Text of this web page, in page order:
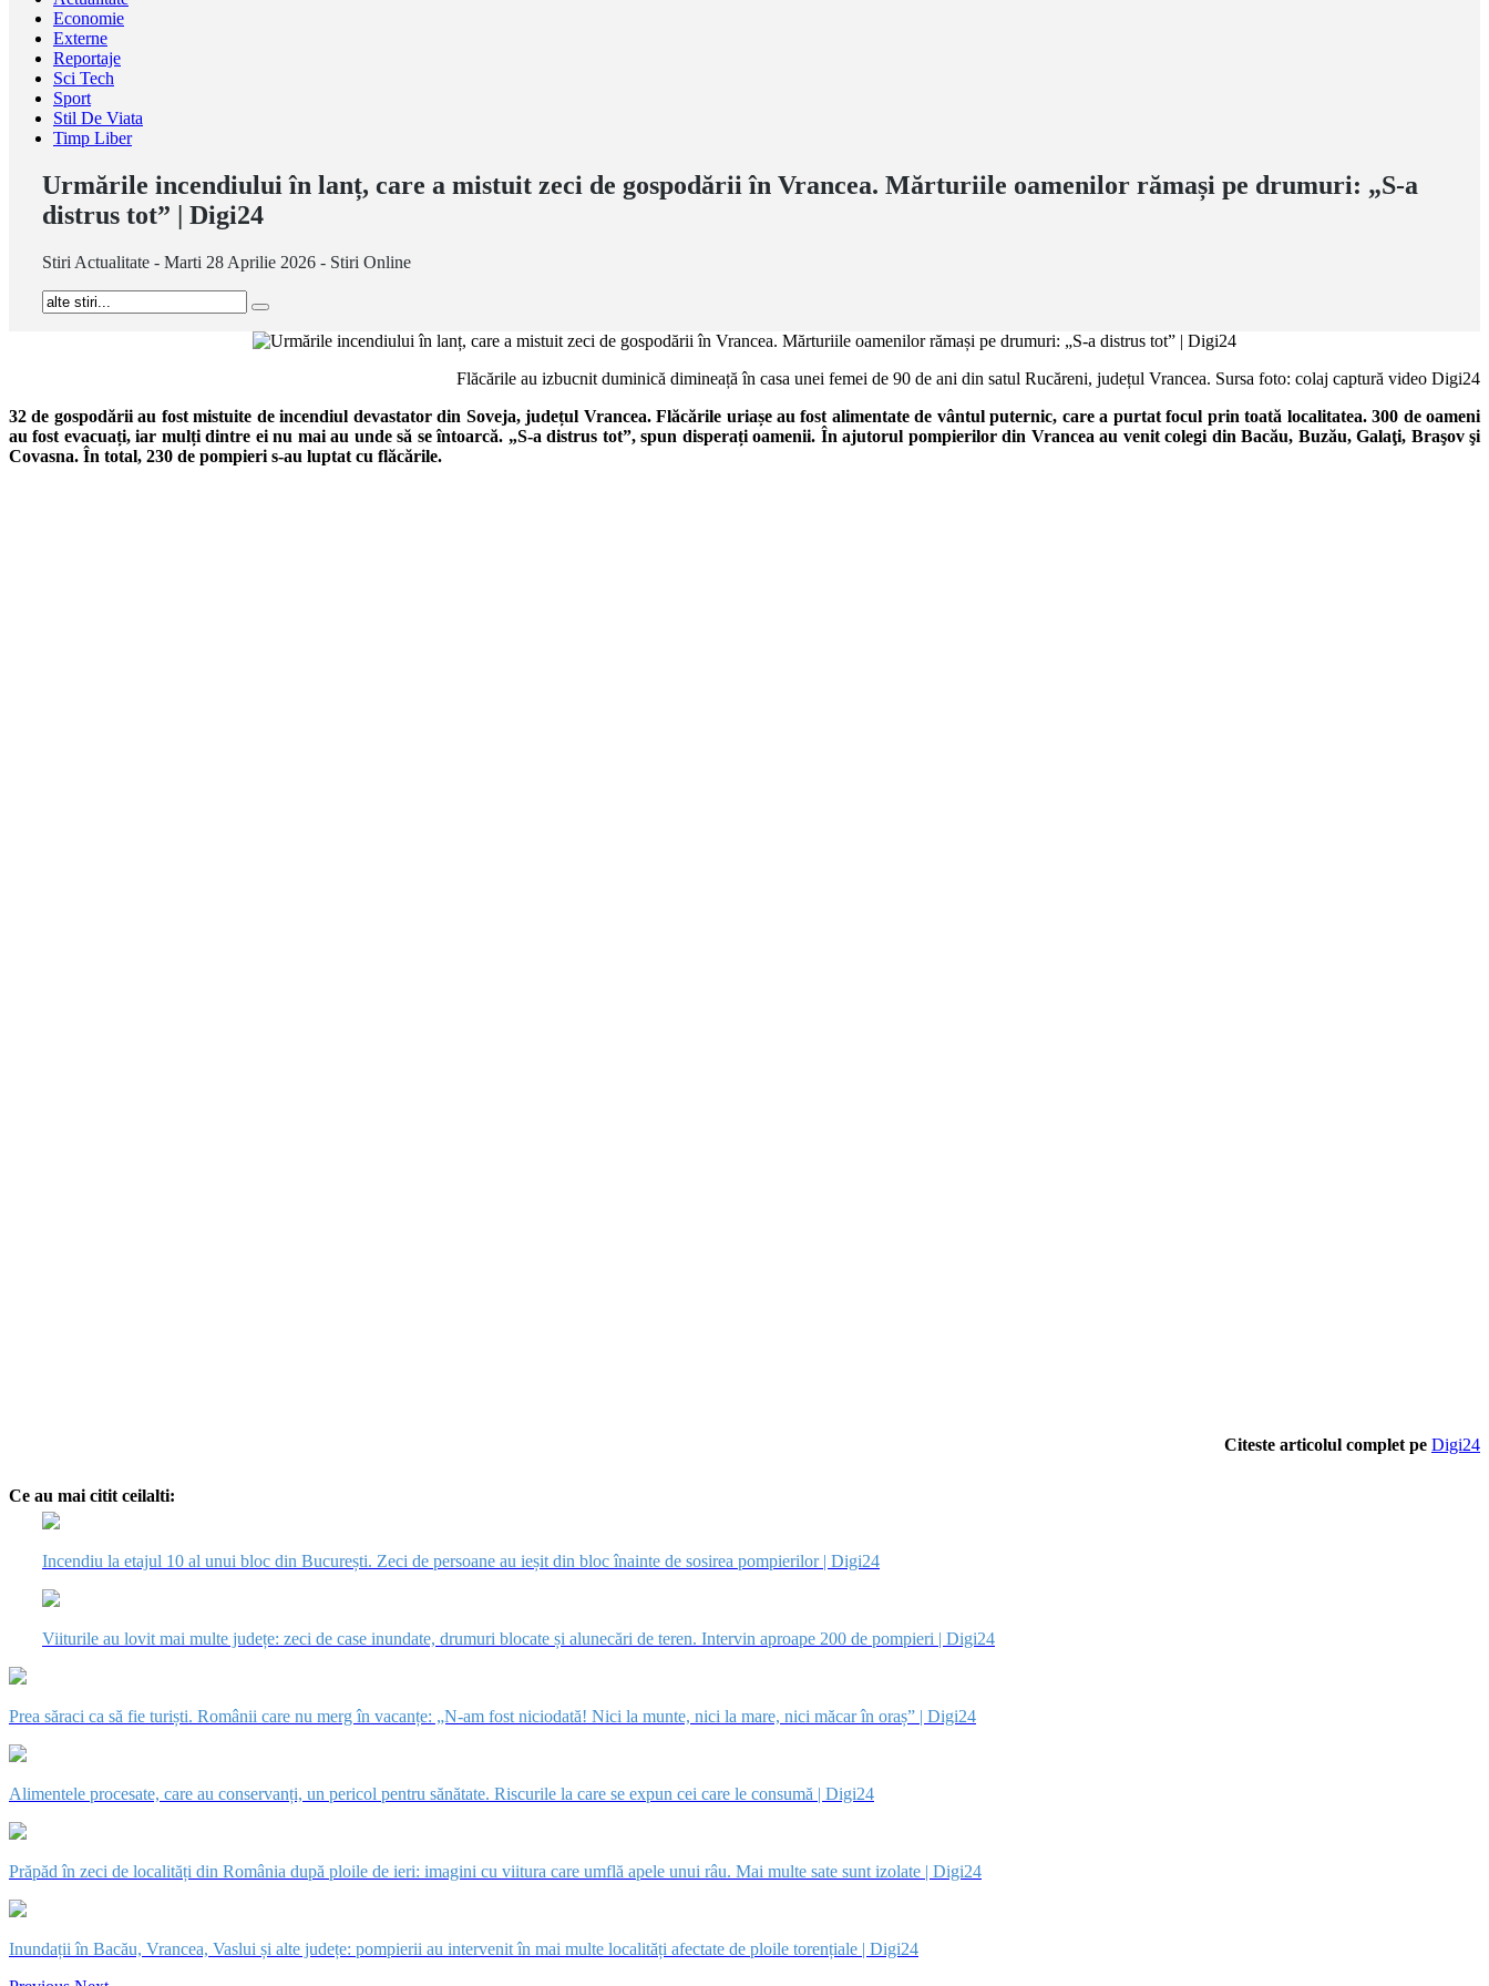
Economie
Externe
Reportaje
Sci Tech
Sport
Stil De Viata
Timp Liber
Urmările incendiului în lanț, care a mistuit zeci de gospodării în Vrancea. Mărturiile oamenilor rămași pe drumuri: „S-a
distrus tot” | Digi24
Stiri Actualitate - Marti 28 Aprilie 2026 - Stiri Online
Flăcările au izbucnit duminică dimineață în casa unei femei de 90 de ani din satul Rucăreni, județul Vrancea. Sursa foto: colaj captură video Digi24
32 de gospodării au fost mistuite de incendiul devastator din Soveja, județul Vrancea. Flăcările uriașe au fost alimentate de vântul puternic, care a purtat focul prin toată localitatea. 300 de oameni
au fost evacuați, iar mulți dintre ei nu mai au unde să se întoarcă. „S-a distrus tot”, spun disperați oamenii. În ajutorul pompierilor din Vrancea au venit colegi din Bacău, Buzău, Galaţi, Braşov şi
Covasna. În total, 230 de pompieri s-au luptat cu flăcările.
Citeste articolul complet pe Digi24
Ce au mai citit ceilalti:
Incendiu la etajul 10 al unui bloc din București. Zeci de persoane au ieșit din bloc înainte de sosirea pompierilor | Digi24
Viiturile au lovit mai multe județe: zeci de case inundate, drumuri blocate și alunecări de teren. Intervin aproape 200 de pompieri | Digi24
Prea săraci ca să fie turiști. Românii care nu merg în vacanțe: „N-am fost niciodată! Nici la munte, nici la mare, nici măcar în oraș” | Digi24
Alimentele procesate, care au conservanți, un pericol pentru sănătate. Riscurile la care se expun cei care le consumă | Digi24
Prăpăd în zeci de localități din România după ploile de ieri: imagini cu viitura care umflă apele unui râu. Mai multe sate sunt izolate | Digi24
Inundații în Bacău, Vrancea, Vaslui și alte județe: pompierii au intervenit în mai multe localități afectate de ploile torențiale | Digi24